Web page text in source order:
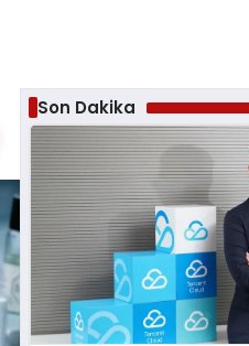
Son Dakika